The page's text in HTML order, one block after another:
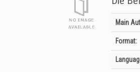
Main
Format: